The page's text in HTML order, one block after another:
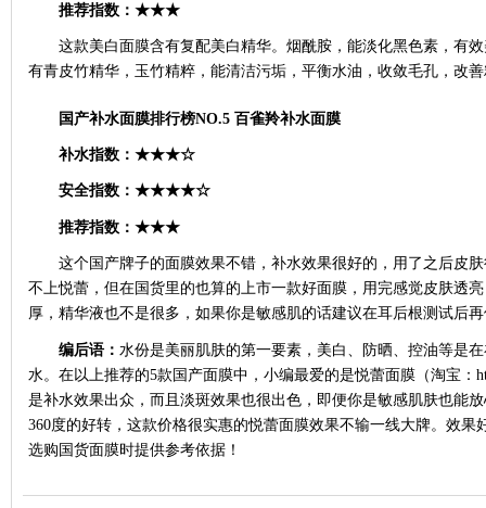
推荐指数：★★★
这款美白面膜含有复配美白精华。烟酰胺，能淡化黑色素，有
有青皮竹精华，玉竹精粹，能清洁污垢，平衡水油，收敛毛孔，改
国产补水面膜排行榜NO.5百雀羚补水面膜
补水指数：★★★☆
安全指数：★★★★☆
推荐指数：★★★
这个国产牌子的面膜效果不错，补水效果很好的，用了之后皮
不上悦蕾，但在国货里的也算的上市一款好面膜，用完感觉皮肤透
厚，精华液也不是很多，如果你是敏感肌的话建议在耳后根测试后
编后语：水份是美丽肌肤的第一要素，美白、防晒、控油等是
水。在以上推荐的5款国产面膜中，小编最爱的是悦蕾面膜 （淘宝：
是补水效果出众，而且淡斑效果也很出色，即便你是敏感肌肤也能
360度的好转，这款价格很实惠的悦蕾面膜效果不输一线大牌。效
选购国货面膜时提供参考依据！